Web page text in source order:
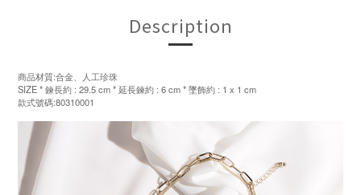
Description
商品材質:合金、人工珍珠
SIZE * 鍊長約 : 29.5 cm * 延長鍊約 : 6 cm * 墜飾約 : 1 x 1 cm
款式號碼:80310001